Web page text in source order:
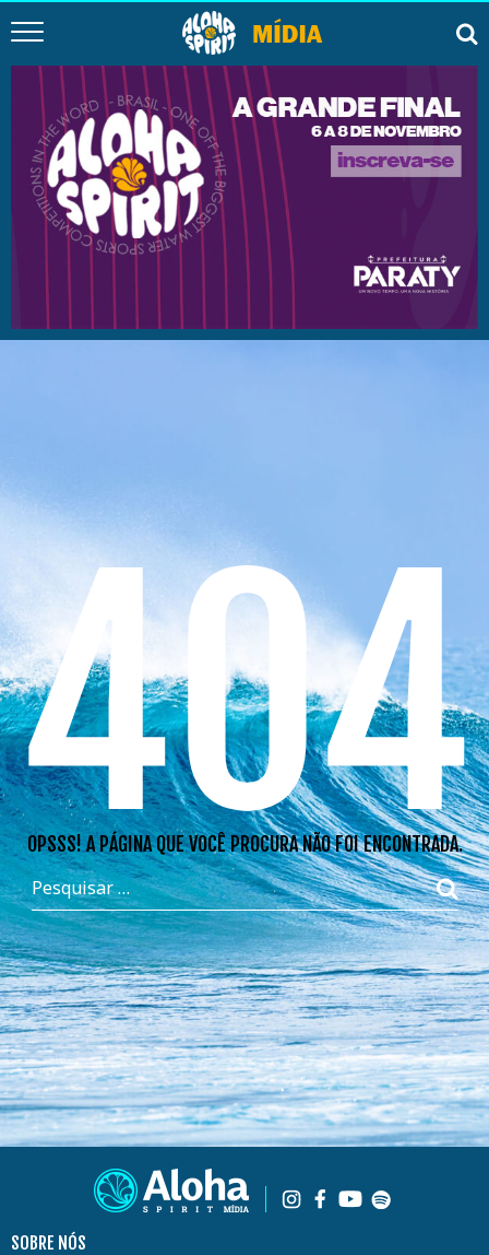
404
OPSSS! A PÁGINA QUE VOCÊ PROCURA NÃO FOI ENCONTRADA.
SOBRE NÓS